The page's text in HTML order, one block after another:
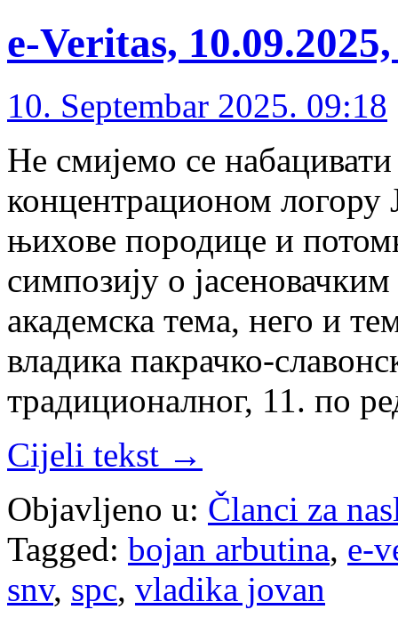
e-Veritas,
10. Septembar 2025. 09:18
Не смијемо се
концентрационом логору
њихове породице и
симпозију о
академска тема, него и
владика пакрачко-
традиционалног, 11. по
Cijeli tekst →
Objavljeno u: Članci za
Tagged: bojan arbutina, e-
snv, spc, vladika jovan